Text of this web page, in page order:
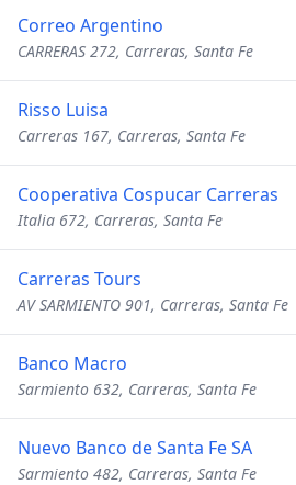
Correo Argentino
CARRERAS 272, Carreras, Santa Fe
Risso Luisa
Carreras 167, Carreras, Santa Fe
Cooperativa Cospucar Carreras
Italia 672, Carreras, Santa Fe
Carreras Tours
AV SARMIENTO 901, Carreras, Santa Fe
Banco Macro
Sarmiento 632, Carreras, Santa Fe
Nuevo Banco de Santa Fe SA
Sarmiento 482, Carreras, Santa Fe